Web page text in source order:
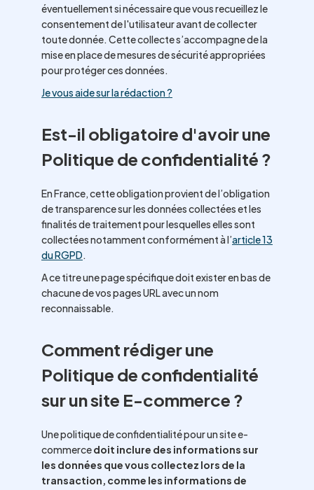
éventuellement si nécessaire que vous recueillez le
consentement de l'utilisateur avant de collecter
toute donnée. Cette collecte s’accompagne de la
mise en place de mesures de sécurité appropriées
pour protéger ces données.
Je vous aide sur la rédaction ?
Est-il obligatoire d'avoir une
Politique de confidentialité ?
En France, cette obligation provient de l’obligation
de transparence sur les données collectées et les
finalités de traitement pour lesquelles elles sont
collectées notamment conformément à l’article 13
du RGPD.
A ce titre une page spécifique doit exister en bas de
chacune de vos pages URL avec un nom
reconnaissable.
Comment rédiger une
Politique de confidentialité
sur un site E-commerce ?
Une politique de confidentialité pour un site e-
commercedoit inclure des informations sur
les données que vous collectez lors de la
transaction, comme les informations de